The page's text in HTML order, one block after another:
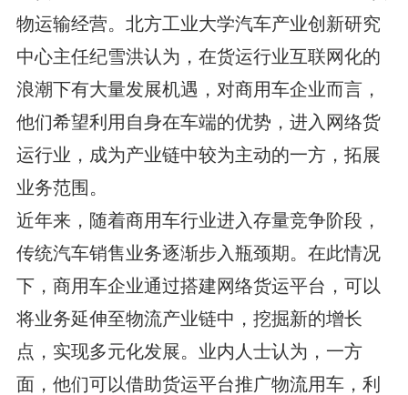
物运输经营。北方工业大学汽车产业创新研究
中心主任纪雪洪认为，在货运行业互联网化的
浪潮下有大量发展机遇，对商用车企业而言，
他们希望利用自身在车端的优势，进入网络货
运行业，成为产业链中较为主动的一方，拓展
业务范围。
近年来，随着商用车行业进入存量竞争阶段，
传统汽车销售业务逐渐步入瓶颈期。在此情况
下，商用车企业通过搭建网络货运平台，可以
将业务延伸至物流产业链中，挖掘新的增长
点，实现多元化发展。业内人士认为，一方
面，他们可以借助货运平台推广物流用车，利